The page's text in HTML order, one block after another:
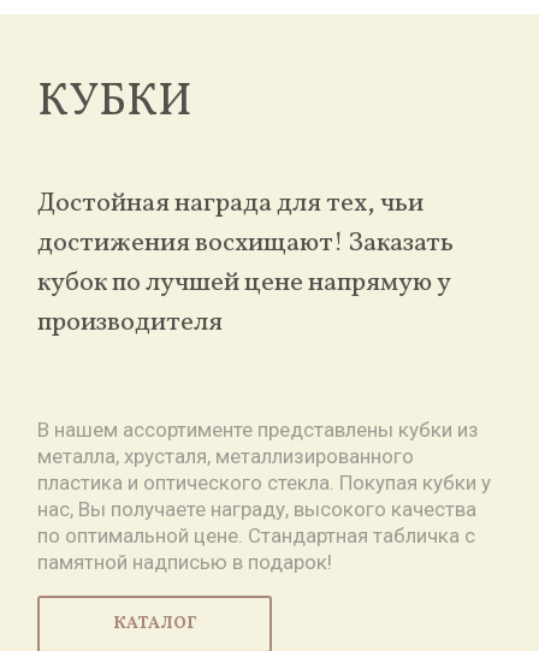
КУБКИ
Достойная награда для тех, чьи
достижения восхищают! Заказать
кубок по лучшей цене напрямую у
производителя
В нашем ассортименте представлены кубки из
металла, хрусталя, металлизированного
пластика и оптического стекла. Покупая кубки у
нас, Вы получаете награду, высокого качества
по оптимальной цене. Стандартная табличка с
памятной надписью в подарок!
КАТАЛОГ